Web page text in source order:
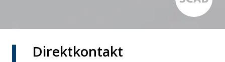
Direktkontakt